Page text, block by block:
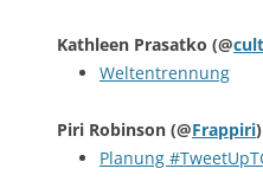
Kathleen Prasatko (@
Weltentrennung
Piri Robinson (@Frappiri
Planung